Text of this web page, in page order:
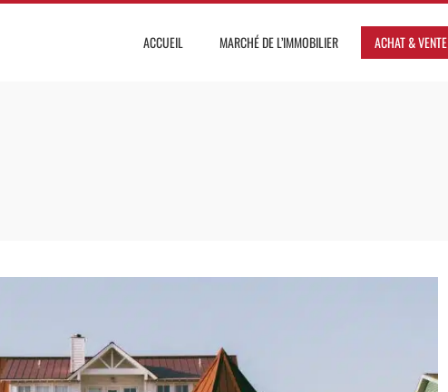
ACCUEIL MARCHÉ DE L’IMMOBILIER ACHAT & VENTE